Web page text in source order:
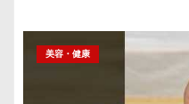
美容・健康